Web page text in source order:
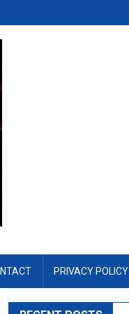
PRIVACY POLICY